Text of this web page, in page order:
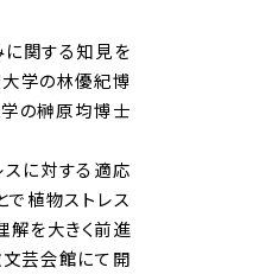
関する知見を
大学の林優紀博
の榊原均博士
スに対する適応
植物ストレス
解を大きく前進
文芸会館にて開